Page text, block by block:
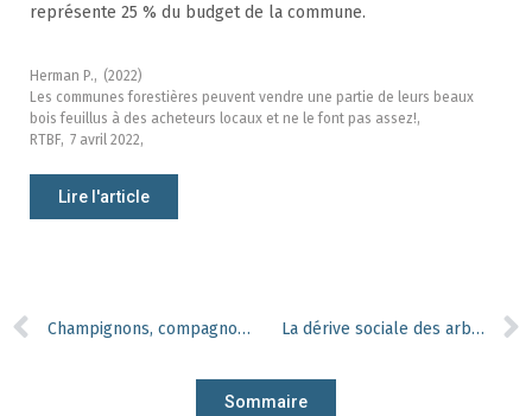
représente 25 % du budget de la commune.
Herman P., (2022)
Les communes forestières peuvent vendre une partie de leurs beaux
bois feuillus à des acheteurs locaux et ne le font pas assez!,
RTBF, 7 avril 2022,
Lire l'article
Champignons, compagnons oubliés ? La dérive sociale des arbres : le cas du hêtre dans le sud de l’Allemagne
Sommaire